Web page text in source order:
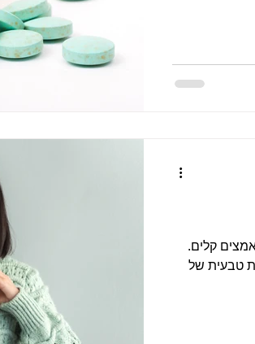
קלים.
טבעית של